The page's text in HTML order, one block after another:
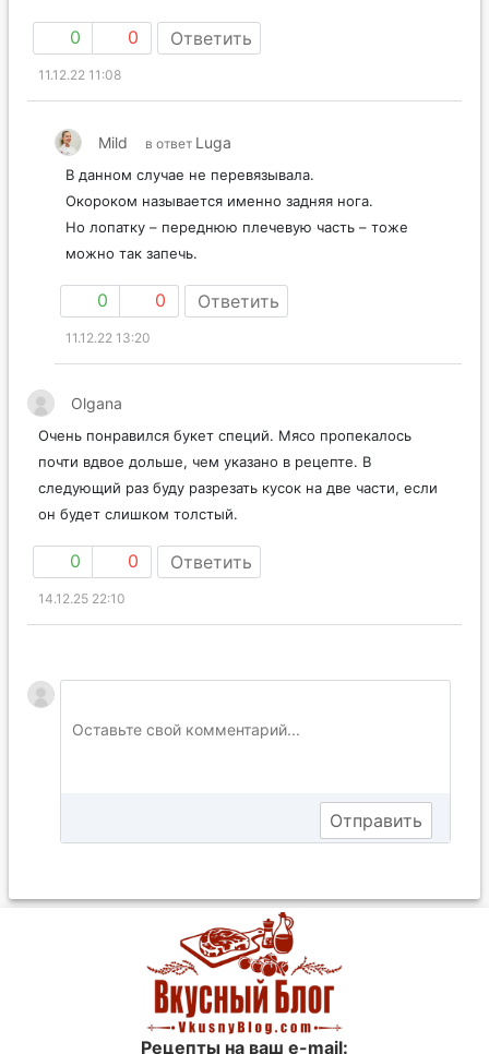
0 0 Ответить
11.12.22 11:08
Mild в ответ Luga
В данном случае не перевязывала.
Окороком называется именно задняя нога.
Но лопатку – переднюю плечевую часть – тоже
можно так запечь.
0 0 Ответить
11.12.22 13:20
Olgana
Очень понравился букет специй. Мясо пропекалось
почти вдвое дольше, чем указано в рецепте. В
следующий раз буду разрезать кусок на две части, если
он будет слишком толстый.
0 0 Ответить
14.12.25 22:10
Рецепты на ваш e-mail: